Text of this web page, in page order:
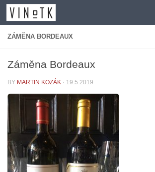
Skip to content
ZÁMĚNA BORDEAUX
Záměna Bordeaux
BY MARTIN KOZÁK · 19.5.2019